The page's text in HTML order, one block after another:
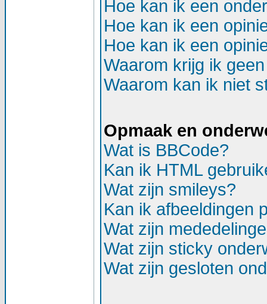
Hoe kan ik een
Hoe kan ik een
Hoe kan ik een
Waarom krijg ik
Waarom kan ik niet
Opmaak en
Wat is BBCode?
Kan ik HTML
Wat zijn smileys?
Kan ik afbeeldingen
Wat zijn
Wat zijn sticky
Wat zijn gesloten